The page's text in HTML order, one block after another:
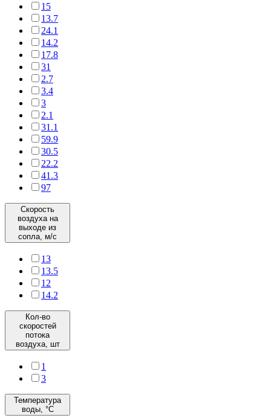
15
13.7
24.1
14.2
17.8
31
2.7
3.4
3
2.1
31.1
59.9
30.5
22.2
41.3
97
Скорость
воздуха на
выходе из
сопла, м/с
13
13.5
12
14.2
Кол-во
скоростей
потока
воздуха, шт
1
3
Температура
воды, °C